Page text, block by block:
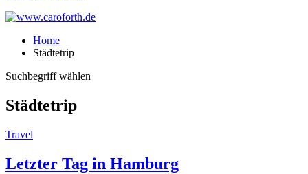
Home
Städtetrip
Suchbegriff wählen
Städtetrip
Travel
Letzter Tag in Hamburg